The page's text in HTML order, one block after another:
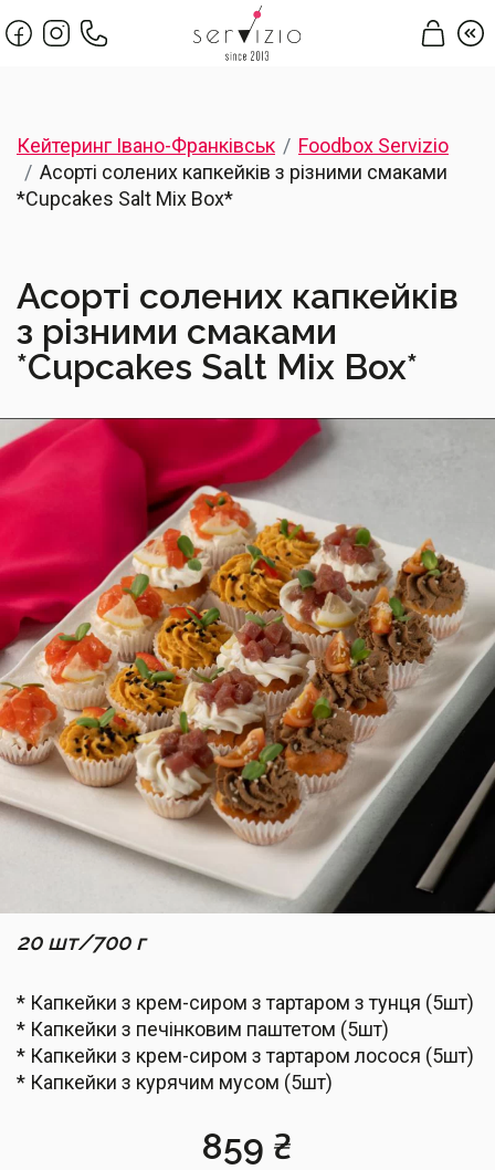
Кейтеринг Івано-Франківськ
Foodbox Servizio
Асорті солених капкейків з різними смаками
*Cupcakes Salt Mix Box*
Асорті солених капкейків
з різними смаками
*Cupcakes Salt Mix Box*
20 шт/700 г
* Капкейки з крем-сиром з тартаром з тунця (5шт)
* Капкейки з печінковим паштетом (5шт)
* Капкейки з крем-сиром з тартаром лосося (5шт)
* Капкейки з курячим мусом (5шт)
859 ₴